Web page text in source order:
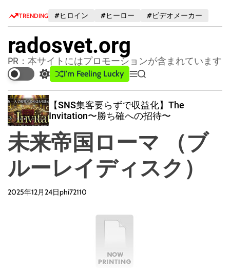
TRENDING #ヒロイン #ヒーロー #ビデオメーカー
radosvet.org
PR：本サイトにはプロモーションが含まれています
S
w
i
t
c
c
o
o
m
I'm Feeling Lucky
M
e
n
u
S
e
a
r
c
【SNS集客要らずで収益化】The
Invitation〜勝ち確への招待〜
未来帝国ローマ （ブ
ルーレイディスク）
2025年12月24日phi72110